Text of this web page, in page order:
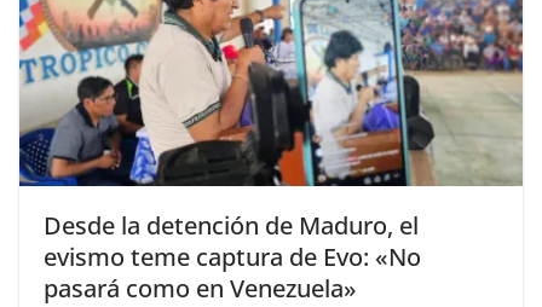
Desde la detención de Maduro, el
evismo teme captura de Evo: «No
pasará como en Venezuela»